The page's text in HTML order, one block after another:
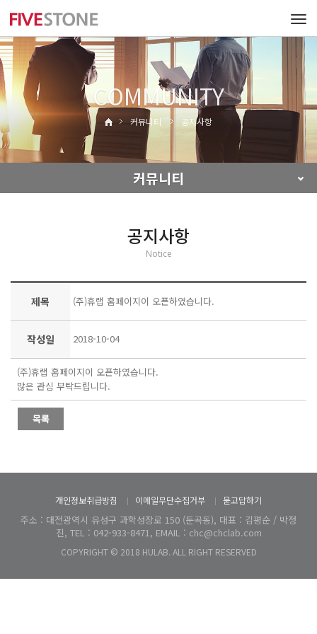
COMMUNITY
커뮤니티 공지사항
커뮤니티
공지사항
Notice
제목 (주)휴랩 홈페이지이 오픈하였습니다.
작성일 2018-10-04
(주)휴랩 홈페이지이 오픈하였습니다.
많은 관심 부탁드립니다.
개인정보취급방침 이메일무단수집거부 묻고답하기
주소 : 대전광역시 유성구 과학성장로 150 (둔곡동), 대표 : 김평순 / 박정
진, TEL : 042-933-8471, EMAIL : chc@chclab.com
COPYRIGHT © 2018 HULAB. ALL RIGHT RESERVED